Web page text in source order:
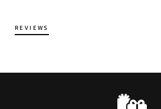
REVIEWS